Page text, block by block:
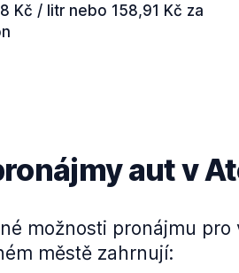
Kč / litr nebo 158,91 Kč za
aut v
možnosti pronájmu
městě zahrnují: